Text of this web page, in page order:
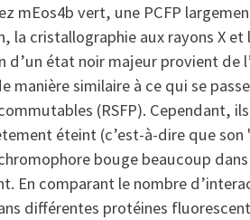
mEos4b vert, une PCFP
la cristallographie aux rayons X
d’un état noir majeur provient de
manière similaire à ce qui se
(RSFP). Cependant,
éteint (c’est-à-dire que
bouge beaucoup
En comparant le nombre
différentes protéines